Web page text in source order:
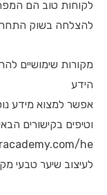
לקוחות טוב הם
להצלחה בשוק
מקורות שימושיים
הידע
אפשר למצוא מידע
וטיפים בקישורים
he
לעיצוב שיער טבעי